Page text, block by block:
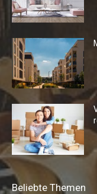
Beliebte Themen